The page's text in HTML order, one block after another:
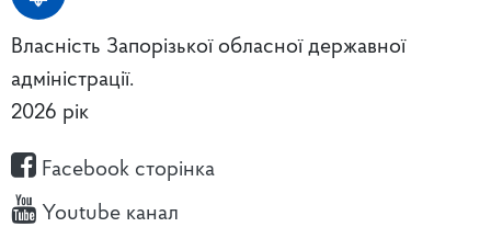
Власність Запорізької обласної державної
адміністрації.
2026 рік
Facebook сторінка
Youtube канал